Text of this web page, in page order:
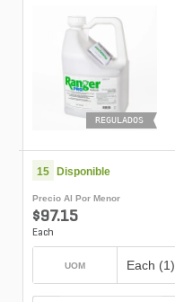
REGULADOS
15 Disponible
Precio Al Por Menor
$97.15
Each
UOM Each (1)